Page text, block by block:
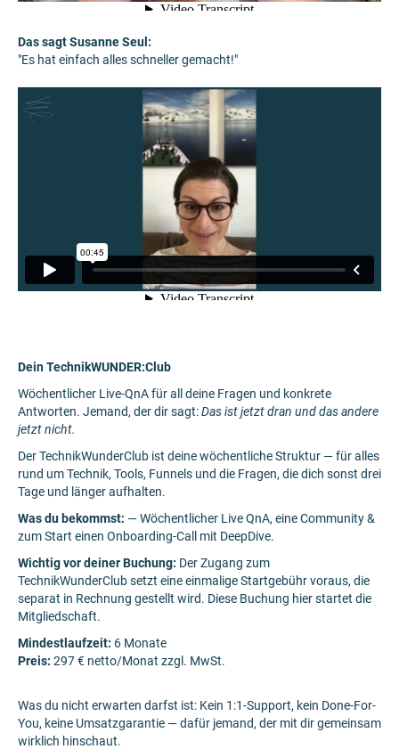
Das sagt Susanne Seul:
"Es hat einfach alles schneller gemacht!"
Dein TechnikWUNDER:Club
Wöchentlicher Live-QnA für all deine Fragen und konkrete
Antworten. Jemand, der dir sagt:Das ist jetzt dran und das andere
jetzt nicht.
Der TechnikWunderClub ist deine wöchentliche Struktur — für alles
rund um Technik, Tools, Funnels und die Fragen, die dich sonst drei
Tage und länger aufhalten.
Was du bekommst: — Wöchentlicher Live QnA, eine Community &
zum Start einen Onboarding-Call mit DeepDive.
Wichtig vor deiner Buchung: Der Zugang zum
TechnikWunderClub setzt eine einmalige Startgebühr voraus, die
separat in Rechnung gestellt wird. Diese Buchung hier startet die
Mitgliedschaft.
Mindestlaufzeit: 6 Monate
Preis: 297 € netto/Monat zzgl. MwSt.
Was du nicht erwarten darfst ist: Kein 1:1-Support, kein Done-For-
You, keine Umsatzgarantie — dafür jemand, der mit dir gemeinsam
wirklich hinschaut.